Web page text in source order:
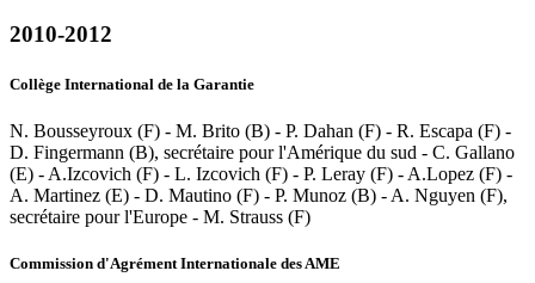
2010-2012
Collège International de la Garantie
N. Bousseyroux (F) - M. Brito (B) - P. Dahan (F) - R. Escapa (F) -
D. Fingermann (B), secrétaire pour l'Amérique du sud - C. Gallano
(E) - A.Izcovich (F) - L. Izcovich (F) - P. Leray (F) - A.Lopez (F) -
A. Martinez (E) - D. Mautino (F) - P. Munoz (B) - A. Nguyen (F),
secrétaire pour l'Europe - M. Strauss (F)
Commission d'Agrément Internationale des AME